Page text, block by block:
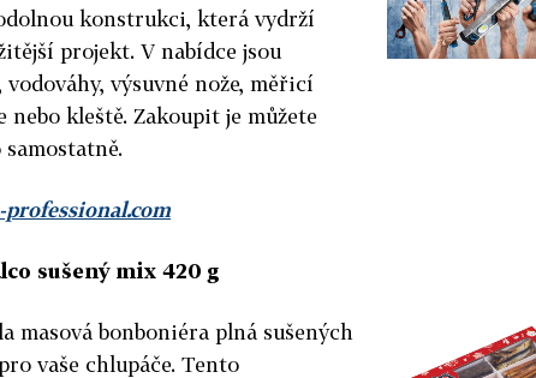
konstrukci, která vydrží
projekt. V nabídce jsou
vodováhy, výsuvné nože, měřicí
nebo kleště. Zakoupit je můžete
samostatně.
professional.com
sušený mix 420 g
masová bonboniéra plná sušených
vaše chlupáče. Tento